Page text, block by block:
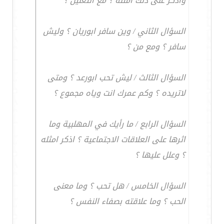
السؤال الثاني / وين سافر ابوريان ؟ وليش
سافر ؟ ومع من ؟
السؤال الثالث / ليش تحب ابورعد ؟ ومتى
لاتريده ؟ وكم عمرك انت وياه مجموع ؟
السؤال الرابع / ما رأيك في المهلبية وما
اثرها على العلاقات الاجتماعية ؟ اذكر امثله
؟ وعلل عليها ؟
السؤال الخامس / هل تحب ؟ وما معنى
الحب ؟ وما علاقته بصفاء النفس ؟